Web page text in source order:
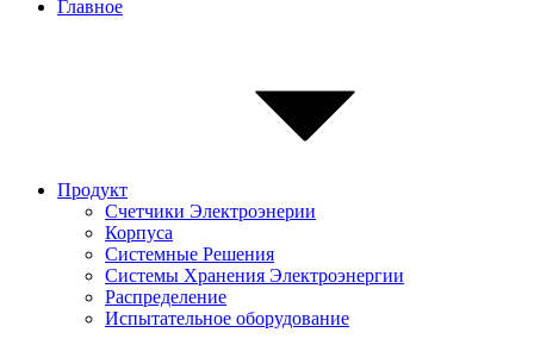
Главное
Продукт
Счетчики Электроэнерии
Корпуса
Системные Pешения
Системы Хранения Электроэнергии
Распределение
Испытательное оборудование